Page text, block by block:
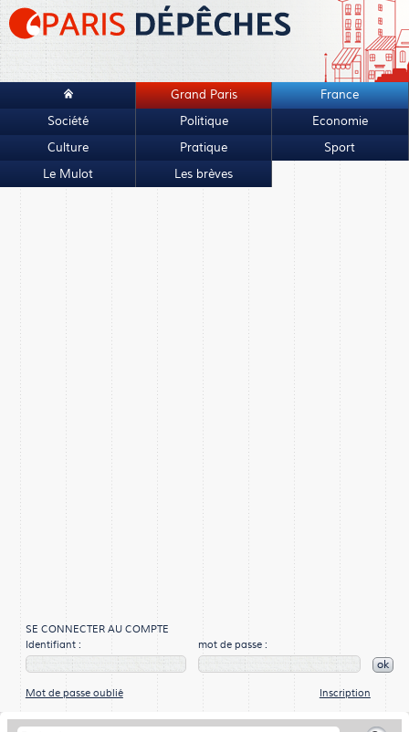
Grand Paris
France
Société
Politique
Economie
Culture
Pratique
Sport
Le Mulot
Les brèves
SE CONNECTER AU COMPTE
Identifiant :
mot de passe :
ok
Mot de passe oublié Inscription